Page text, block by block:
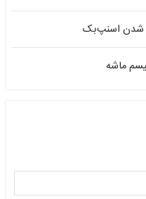
شدن اسنپ‌بک
ماشه